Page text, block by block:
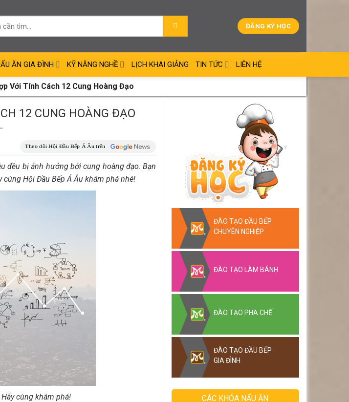
ĐĂNG KÝ HỌC
ĂN GIA ĐÌNH KỸ NĂNG NGHỀ LỊCH KHAI GIẢNG TIN TỨC LIÊN HỆ
Với Tính Cách 12 Cung Hoàng Đạo
12 CUNG HOÀNG ĐẠO
đều bị ảnh hưởng bởi cung hoàng đạo. Bạn
cùng Hội Đầu Bếp Á Âu khám phá nhé!
cùng khám phá!
ĐÀO TẠO ĐẦU BẾP
CHUYÊN NGHIỆP
ĐÀO TẠO LÀM BÁNH
ĐÀO TẠO PHA CHẾ
ĐÀO TẠO ĐẦU BẾP
GIA ĐÌNH
CÁC KHÓA NẤU ĂN